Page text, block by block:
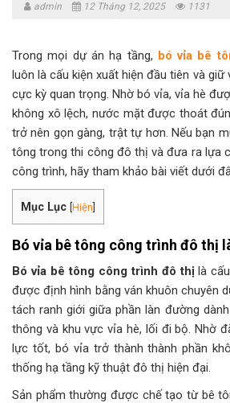
admin 12 Tháng 12, 2025 1131
Trong mọi dự án hạ tầng, bó vỉa bê
luôn là cấu kiện xuất hiện đầu tiên và
cực kỳ quan trọng. Nhờ bó vỉa, vỉa hè
không xô lệch, nước mặt được thoát
trở nên gọn gàng, trật tự hơn. Nếu bạn
tông trong thi công đô thị và đưa ra lựa
công trình, hãy tham khảo bài viết dưới
Mục Lục [Hiện]
Bó vỉa bê tông công trình đô thị
Bó vỉa bê tông công trình đô thị là
được định hình bằng ván khuôn chuyên
tách ranh giới giữa phần làn đường
thông và khu vực vỉa hè, lối đi bộ. Nhờ
lực tốt, bó vỉa trở thành thành phần
thống hạ tầng kỹ thuật đô thị hiện đại.
Sản phẩm thường được chế tạo từ bê